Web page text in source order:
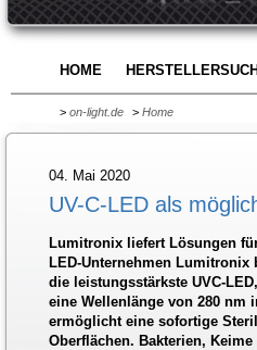
HOME
> on-light.de > Home
04. Mai 2020
UV-C-LED als
Lumitronix liefert Lösungen
LED-Unternehmen
die leistungsstärkste UVC-
eine Wellenlänge von 280 nm
ermöglicht eine sofortige
Oberflächen. Bakterien,